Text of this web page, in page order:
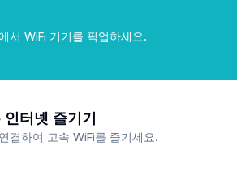
서 WiFi 기기를 픽업하세요.
인터넷 즐기기
결하여 고속 WiFi를 즐기세요.